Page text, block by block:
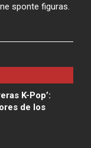
sponte figuras.
K-Pop’:
de los